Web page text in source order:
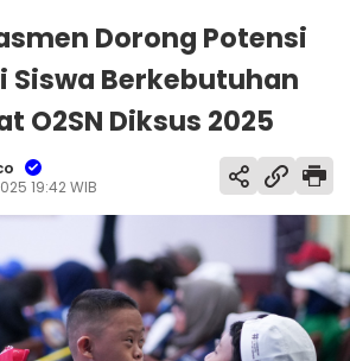
Dorong Potensi
Siswa Berkebutuhan
O2SN Diksus 2025
19:42 WIB